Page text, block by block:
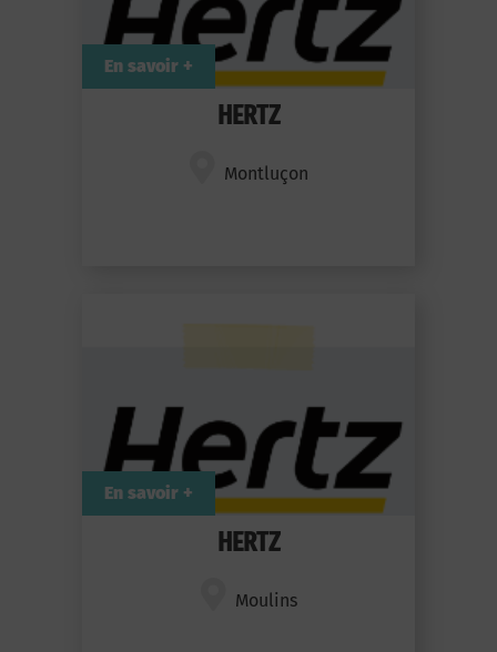
HERTZ
Montluçon
En savoir +
HERTZ
Moulins
En savoir +